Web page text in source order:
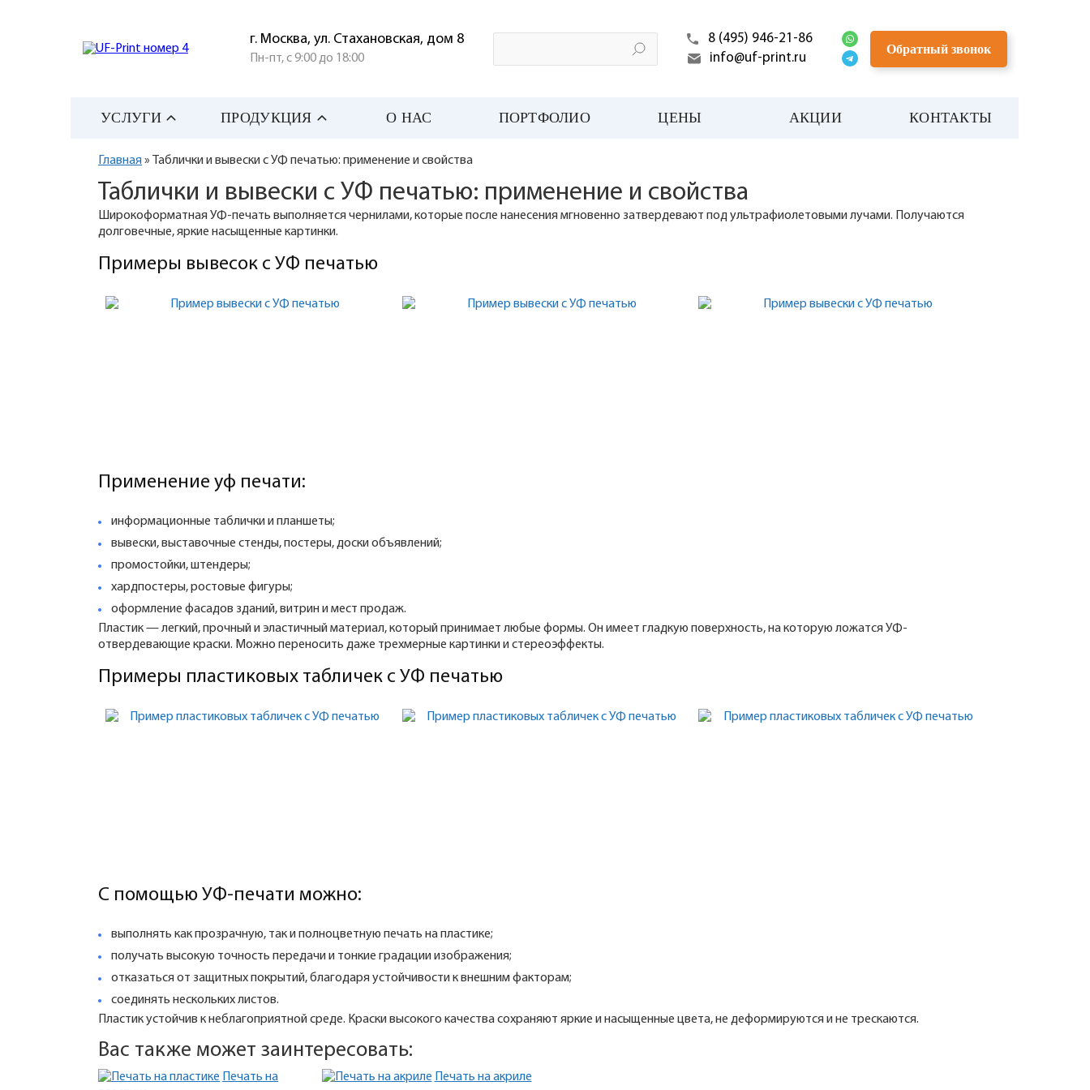
г. Москва, ул. Стахановская, дом 8
Пн-пт, с 9:00 до 18:00
8 (495) 946-21-86
info@uf-print.ru
Обратный звонок
УСЛУГИ ПРОДУКЦИЯ О НАС ПОРТФОЛИО ЦЕНЫ АКЦИИ КОНТАКТЫ
Главная» Таблички и вывески с УФ печатью: применение и свойства
Таблички и вывески с УФ печатью: применение и свойства
Широкоформатная УФ-печать выполняется чернилами, которые после нанесения мгновенно затвердевают под ультрафиолетовыми лучами. Получаются
долговечные, яркие насыщенные картинки.
Примеры вывесок с УФ печатью
Применение уф печати:
информационные таблички и планшеты;
вывески, выставочные стенды, постеры, доски объявлений;
промостойки, штендеры;
хардпостеры, ростовые фигуры;
оформление фасадов зданий, витрин и мест продаж.
Пластик — легкий, прочный и эластичный материал, который принимает любые формы. Он имеет гладкую поверхность, на которую ложатся УФ-
отвердевающие краски. Можно переносить даже трехмерные картинки и стереоэффекты.
Примеры пластиковых табличек с УФ печатью
С помощью УФ-печати можно:
выполнять как прозрачную, так и полноцветную печать на пластике;
получать высокую точность передачи и тонкие градации изображения;
отказаться от защитных покрытий, благодаря устойчивости к внешним факторам;
соединять нескольких листов.
Пластик устойчив к неблагоприятной среде. Краски высокого качества сохраняют яркие и насыщенные цвета, не деформируются и не трескаются.
Вас также может заинтересовать:
Печать на
Печать на акриле